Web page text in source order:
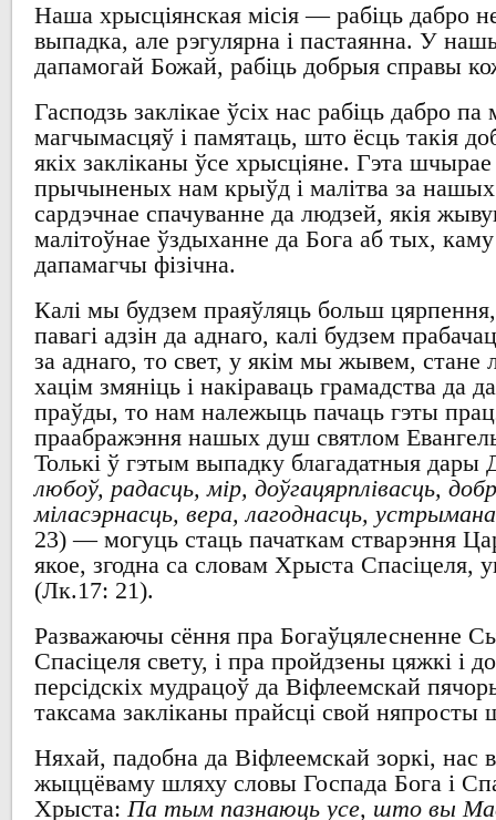
Нашахрысціянская місія —рабіць дабро
выпадка,але рэгулярна і пастаянна.У
дапамогай Божай,рабіць добрыя справы
Гасподзь заклікае ўсіх насрабіць дабро па
магчымасцяў і памятаць,што ёсць такія
якіх закліканы ўсе хрысціяне.Гэта шчырае
прычыненых нам крыўд і малітва за
сардэчнае спачуванне да людзей, якія
малітоўнае ўздыханне да Бога аб тых,
дапамагчы фізічна.
Калі мы будзем праяўляць больш цярпення
павагі адзін да аднаго,калі будзем
за аднаго, тосвет,у якім мы жывем,стане
хацім змяніць і накіраваць грамадства да
праўды, то намналежыць пачаць гэты
праабражэння нашых душсвятлом
Толькі ў гэтым выпадку благадатныя дары
любоў, радасць, мір, доўгацярплівасць,
міласэрнасць, вера, лагоднасць,
23) —могуць стаць пачаткам стварэння
якое,згодна са словам Хрыста Спасіцеля,
(Лк.17: 21).
Разважаючы сёння пра Богаўцялесненне
Спасіцеля свету,і пра пройдзены цяжкі і
персідскіх мудрацоў да Віфлеемскай
таксама закліканы прайсці свой няпросты
Няхай,падобна да Віфлеемскай зоркі, нас
жыццёваму шляху словы Госпада Бога і
Хрыста:Па тым пазнаюць усе, што вы Мае